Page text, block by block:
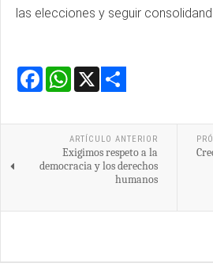
las elecciones y seguir
Facebook
WhatsApp
ARTÍCULO ANTERIOR
Exigimos respeto a la
democracia y los derechos
humanos